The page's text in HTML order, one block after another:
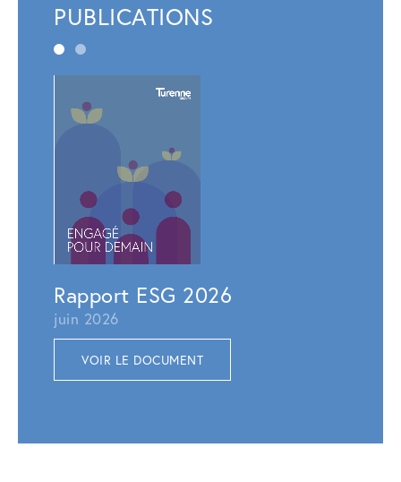
PUBLICATIONS
Rapport ESG 2026
juin 2026
VOIR LE DOCUMENT